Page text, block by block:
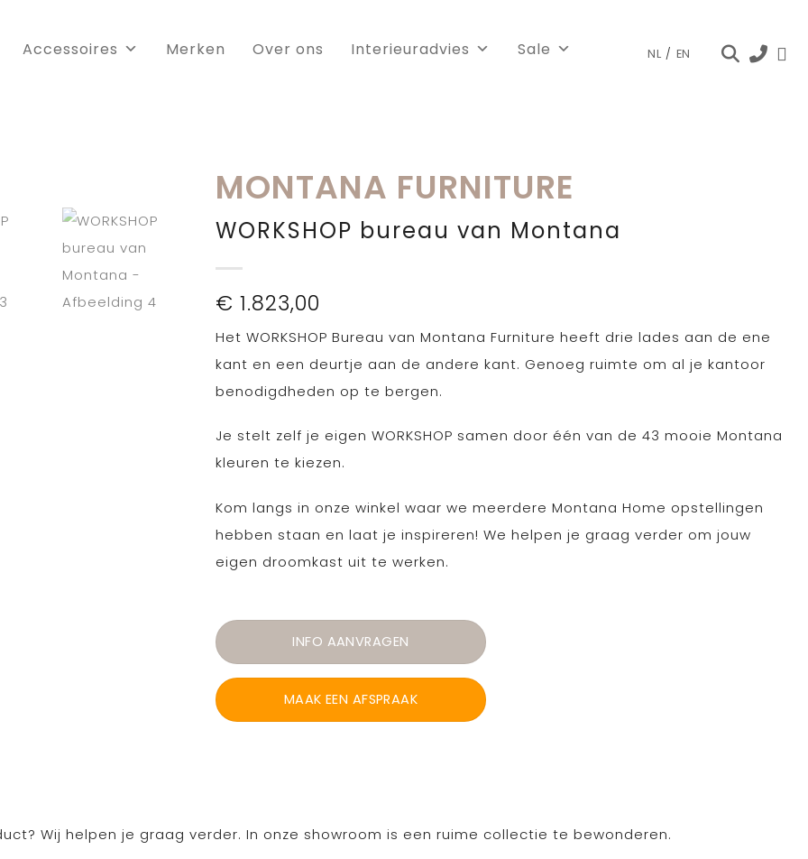
Accessoires Merken Over ons Interieuradvies Sale NL/ EN
WORKSHOP bureau van Montana
€ 1.823,00
MONTANA FURNITURE
Het WORKSHOP Bureau van Montana Furniture heeft drie lades aan de ene
kant en een deurtje aan de andere kant. Genoeg ruimte om al je kantoor
benodigdheden op te bergen.
Je stelt zelf je eigen WORKSHOP samen door één van de 43 mooie Montana
kleuren te kiezen.
Kom langs in onze winkel waar we meerdere Montana Home opstellingen
hebben staan en laat je inspireren! We helpen je graag verder om jouw
eigen droomkast uit te werken.
INFO AANVRAGEN
MAAK EEN AFSPRAAK
Wij helpen je graag verder. In onze showroom is een ruime collectie te bewonderen.